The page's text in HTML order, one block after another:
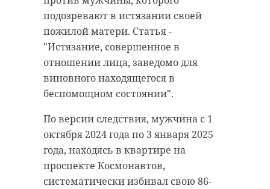
подозревают в истязании своей
пожилой матери. Статья -
"Истязание, совершенное в
отношении лица, заведомо для
виновного находящегося в
беспомощном состоянии".
По версии следствия, мужчина с 1
октября 2024 года по 3 января 2025
года, находясь в квартире на
проспекте Космонавтов,
систематически избивал свою 86-
утка
Поделиться статьей: